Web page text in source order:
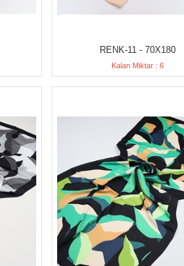
RENK-11 - 70X180
Kalan Miktar : 6